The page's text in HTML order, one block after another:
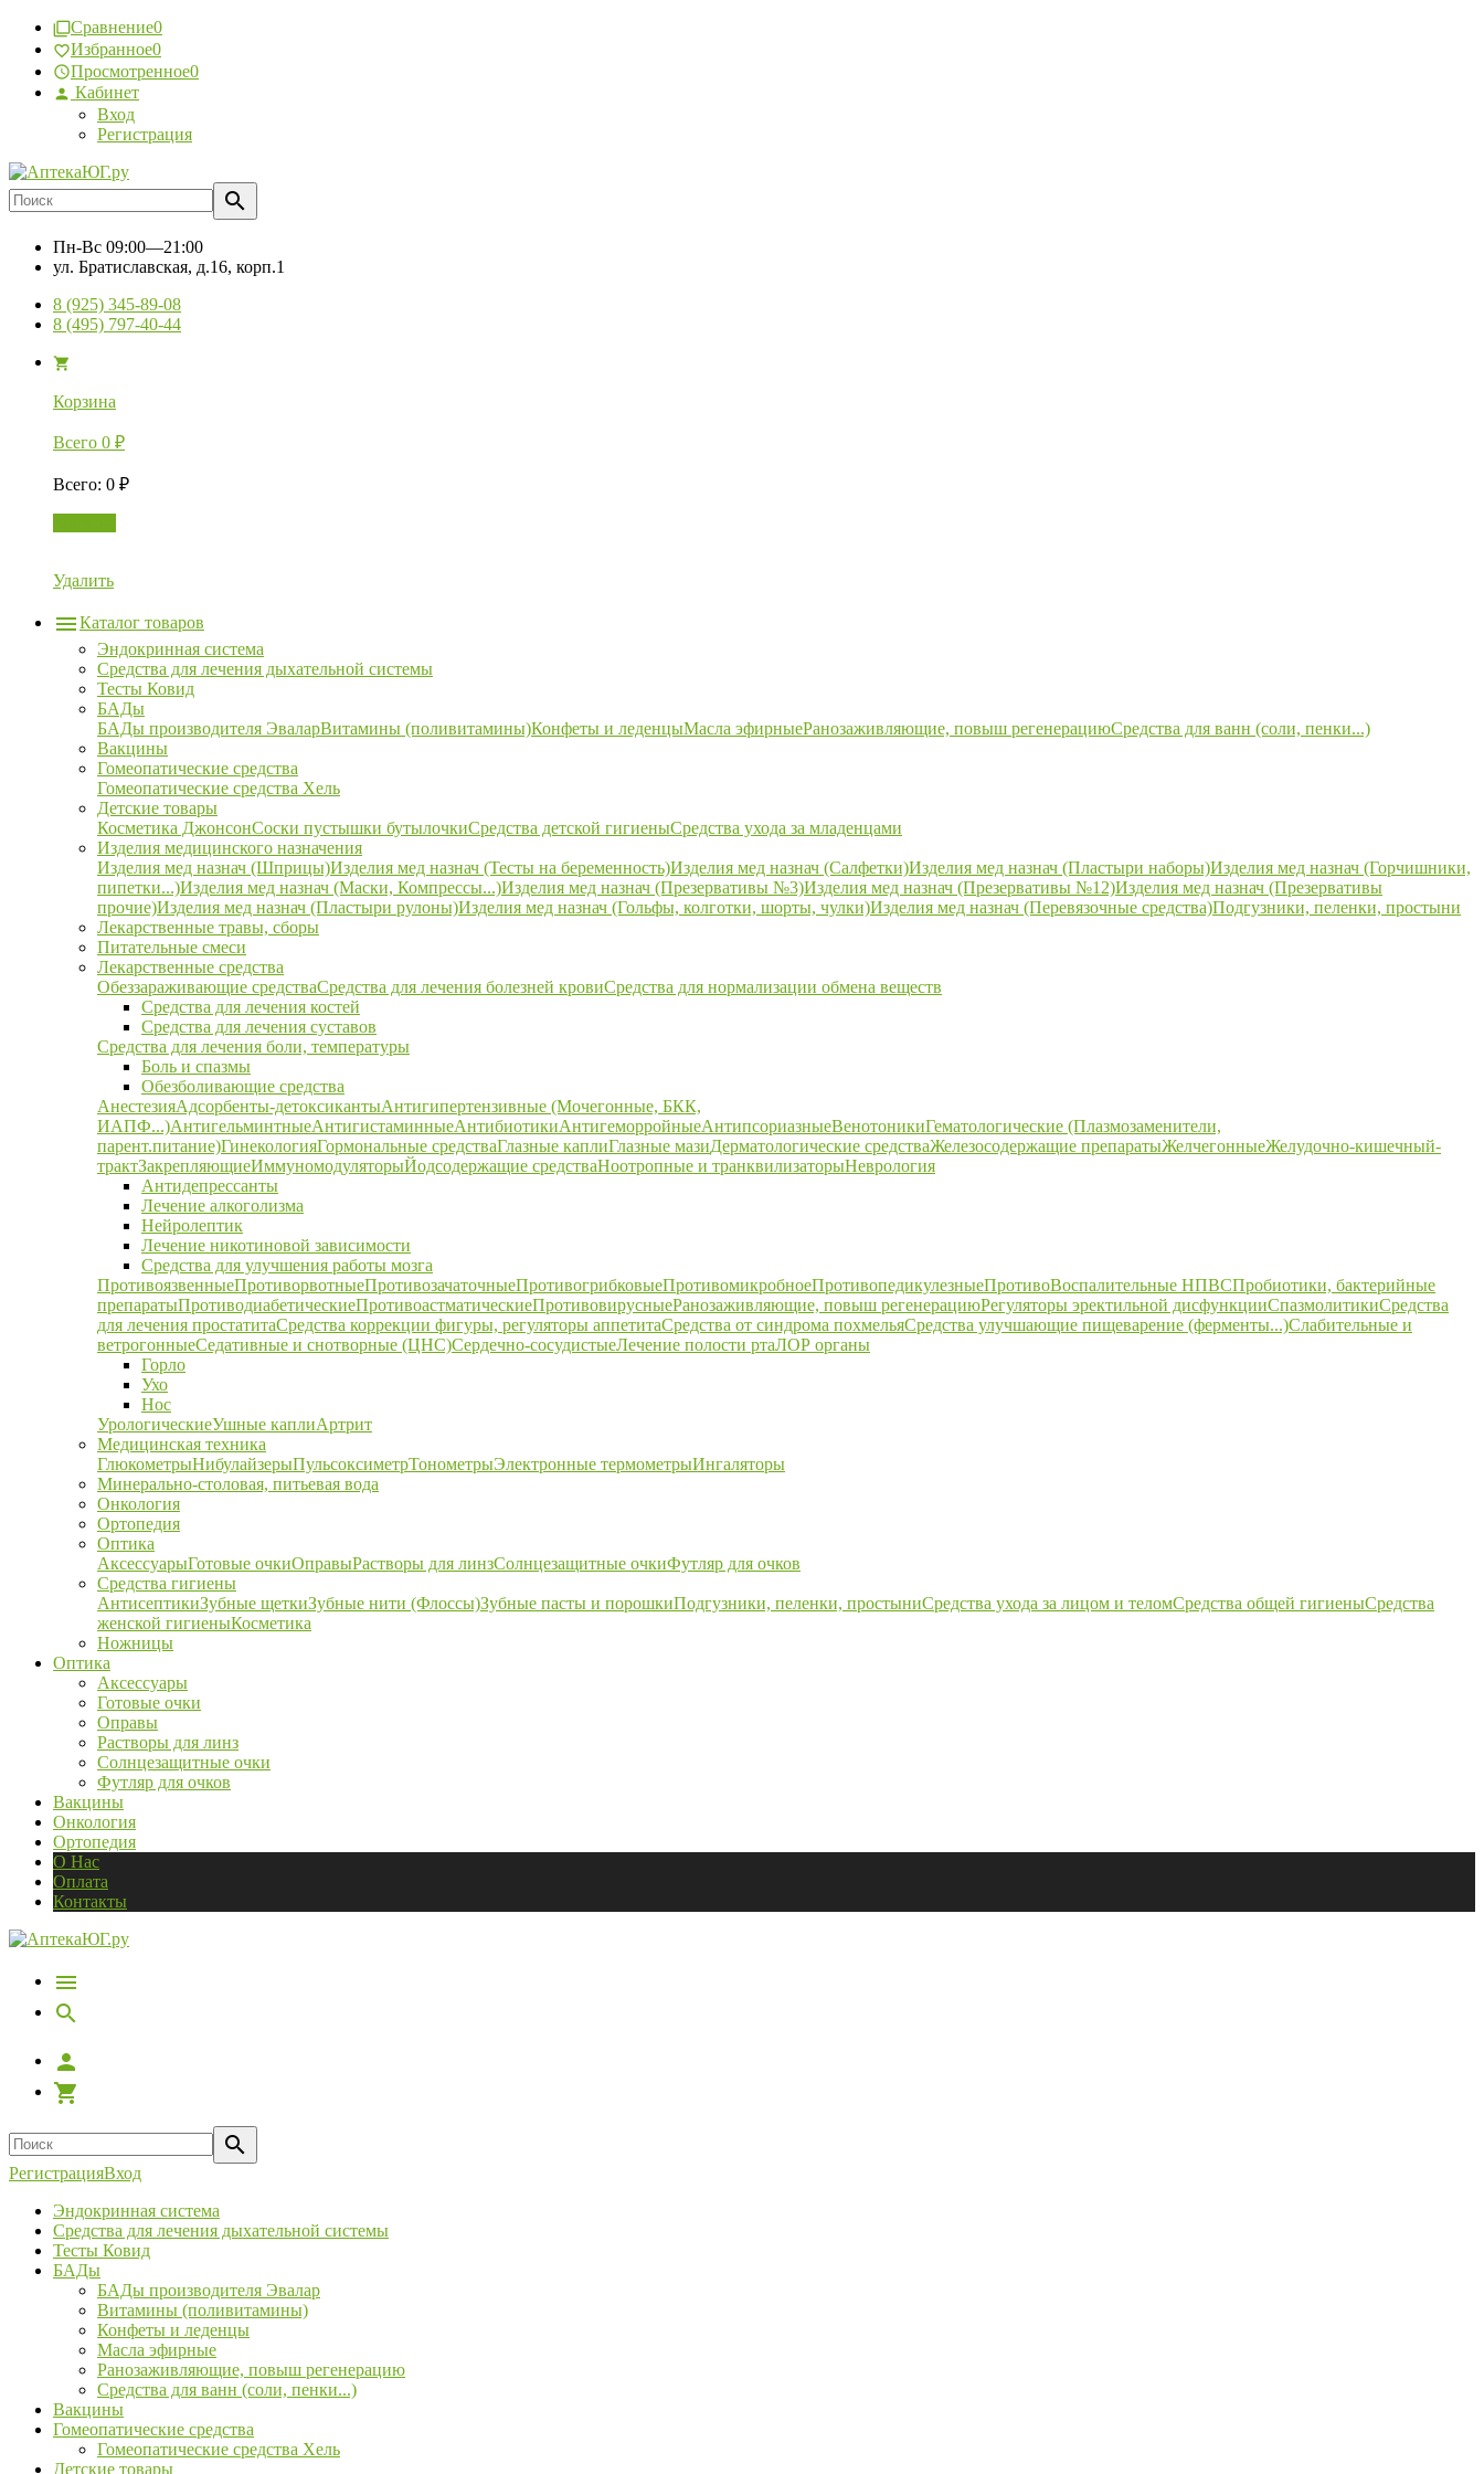
Сравнение0
Избранное0
Просмотренное0
Кабинет
Вход
Регистрация
Пн-Вс 09:00—21:00
ул. Братиславская, д.16, корп.1
8 (925) 345-89-08
8 (495) 797-40-44
Корзина
Всего 0 ₽
Всего: 0 ₽
Удалить
Каталог товаров
Эндокринная система
Средства для лечения дыхательной системы
Тесты Ковид
БАДы
БАДы производителя ЭваларВитамины (поливитамины)Конфеты и леденцыМасла эфирныеРанозаживляющие, повыш регенерациюСредства для ванн (соли, пенки...)
Вакцины
Гомеопатические средства
Гомеопатические средства Хель
Детские товары
Косметика ДжонсонСоски пустышки бутылочкиСредства детской гигиеныСредства ухода за младенцами
Изделия медицинского назначения
Изделия мед назнач (Шприцы)Изделия мед назнач (Тесты на беременность)Изделия мед назнач (Салфетки)Изделия мед назнач (Пластыри наборы)Изделия мед назнач (Горчишники,
пипетки...)Изделия мед назнач (Маски, Компрессы...)Изделия мед назнач (Презервативы №3)Изделия мед назнач (Презервативы №12)Изделия мед назнач (Презервативы
прочие)Изделия мед назнач (Пластыри рулоны)Изделия мед назнач (Гольфы, колготки, шорты, чулки)Изделия мед назнач (Перевязочные средства)Подгузники, пеленки, простыни
Лекарственные травы, сборы
Питательные смеси
Лекарственные средства
Обеззараживающие средстваСредства для лечения болезней кровиСредства для нормализации обмена веществ
Средства для лечения костей
Средства для лечения суставов
Средства для лечения боли, температуры
Боль и спазмы
Обезболивающие средства
АнестезияАдсорбенты-детоксикантыАнтигипертензивные (Мочегонные, БКК,
ИАПФ...)АнтигельминтныеАнтигистаминныеАнтибиотикиАнтигеморройныеАнтипсориазныеВенотоникиГематологические (Плазмозаменители,
парент.питание)ГинекологияГормональные средстваГлазные каплиГлазные мазиДерматологические средстваЖелезосодержащие препаратыЖелчегонныеЖелудочно-кишечный-
трактЗакрепляющиеИммуномодуляторыЙодсодержащие средстваНоотропные и транквилизаторыНеврология
Антидепрессанты
Лечение алкоголизма
Нейролептик
Лечение никотиновой зависимости
Средства для улучшения работы мозга
ПротивоязвенныеПротиворвотныеПротивозачаточныеПротивогрибковыеПротивомикробноеПротивопедикулезныеПротивоВоспалительные НПВСПробиотики, бактерийные
препаратыПротиводиабетическиеПротивоастматическиеПротивовирусныеРанозаживляющие, повыш регенерациюРегуляторы эректильной дисфункцииСпазмолитикиСредства
для лечения простатитаСредства коррекции фигуры, регуляторы аппетитаСредства от синдрома похмельяСредства улучшающие пищеварение (ферменты...)Слабительные и
ветрогонныеСедативные и снотворные (ЦНС)Сердечно-сосудистыеЛечение полости ртаЛОР органы
Горло
Ухо
Нос
УрологическиеУшные каплиАртрит
Медицинская техника
ГлюкометрыНибулайзерыПульсоксиметрТонометрыЭлектронные термометрыИнгаляторы
Минерально-столовая, питьевая вода
Онкология
Ортопедия
Оптика
АксессуарыГотовые очкиОправыРастворы для линзСолнцезащитные очкиФутляр для очков
Средства гигиены
АнтисептикиЗубные щеткиЗубные нити (Флоссы)Зубные пасты и порошкиПодгузники, пеленки, простыниСредства ухода за лицом и теломСредства общей гигиеныСредства
женской гигиеныКосметика
Ножницы
Оптика
Аксессуары
Готовые очки
Оправы
Растворы для линз
Солнцезащитные очки
Футляр для очков
Вакцины
Онкология
Ортопедия
О Нас
Оплата
Контакты
РегистрацияВход
Эндокринная система
Средства для лечения дыхательной системы
Тесты Ковид
БАДы
БАДы производителя Эвалар
Витамины (поливитамины)
Конфеты и леденцы
Масла эфирные
Ранозаживляющие, повыш регенерацию
Средства для ванн (соли, пенки...)
Вакцины
Гомеопатические средства
Гомеопатические средства Хель
Детские товары